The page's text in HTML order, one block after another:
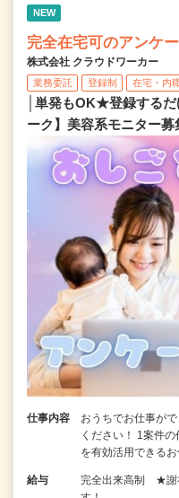
NEW
完全在宅可のアンケ
株式会社 クラウドワーカー
業務委託 登録制 在宅・内
│単発もOK★登録する
ーク】美容系モニター
仕事内容
おうちでお仕事が
ください！ 1案件
を有効活用できる
給与
完全出来高制 ★謝